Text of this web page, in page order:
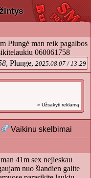
Plungė man reik pagalbos
060061758
, Plunge, 2025.08.07 / 13:29
» Užsakyti reklamą
Vaikinu skelbimai
41m sex nejieskau
nuo šiandien galite